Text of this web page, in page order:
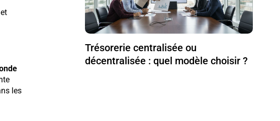
les
Trésorerie centralisée ou
décentralisée : quel modèle choisir ?